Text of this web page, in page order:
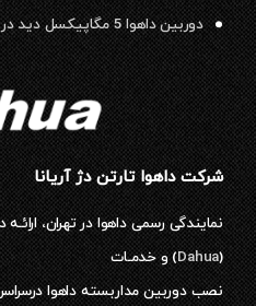
دوربین داهوا 5 مگاپیکسل دید در شب رنگی
شرکت داهوا تارتن دژ آریانا
نمایندگی رسمی داهوا در تهران،
(
Dahua) و خدمـات
نصب دوربین مداربسته داهوا درسراسر